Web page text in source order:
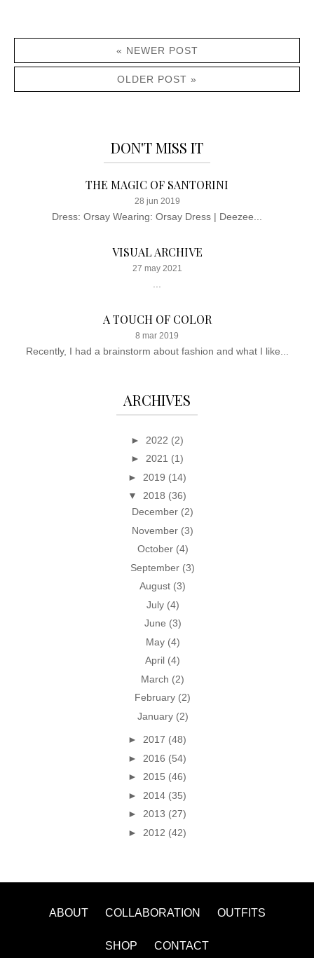
« NEWER POST
OLDER POST »
DON'T MISS IT
THE MAGIC OF SANTORINI
28 jun 2019
Dress: Orsay Wearing: Orsay Dress | Deezee...
VISUAL ARCHIVE
27 may 2021
A TOUCH OF COLOR
8 mar 2019
Recently, I had a brainstorm about fashion and what I like...
ARCHIVES
► 2022 (2)
► 2021 (1)
► 2019 (14)
▼ 2018 (36)
December (2)
November (3)
October (4)
September (3)
August (3)
July (4)
June (3)
May (4)
April (4)
March (2)
February (2)
January (2)
► 2017 (48)
► 2016 (54)
► 2015 (46)
► 2014 (35)
► 2013 (27)
► 2012 (42)
ABOUT COLLABORATION OUTFITS
SHOP CONTACT